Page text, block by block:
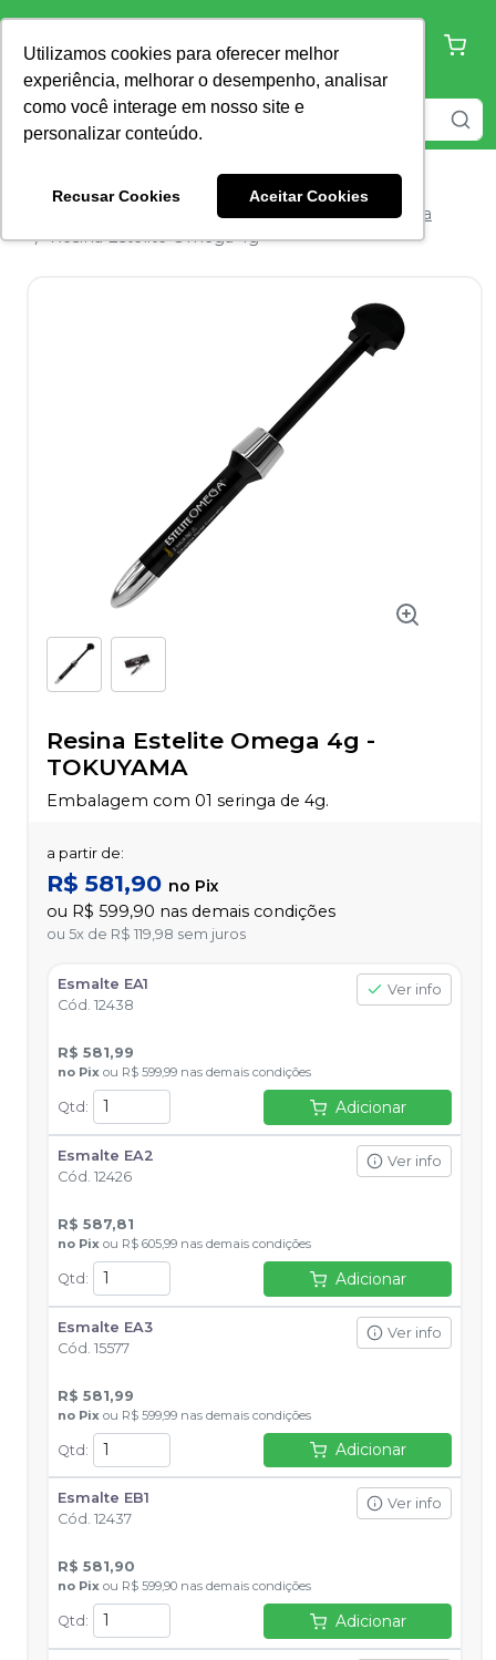
Utilizamos cookies para oferecer melhor
experiência, melhorar o desempenho, analisar
como você interage em nosso site e
personalizar conteúdo.
Recusar Cookies Aceitar Cookies
Dentística e Estética
Resina Composta
Resina Estelite Omega 4g
Resina Estelite Omega 4g -
TOKUYAMA
Embalagem com 01 seringa de 4g.
a partir de:
R$ 581,90 no Pix
ou R$ 599,90 nas demais condições
ou 5x de R$ 119,98 sem juros
Esmalte EA1
Cód. 12438
Ver info
R$ 581,99
no Pix ou R$ 599,99 nas demais condições
Qtd : Adicionar
Esmalte EA2
Cód. 12426
Ver info
R$ 587,81
no Pix ou R$ 605,99 nas demais condições
Qtd : Adicionar
Esmalte EA3
Cód. 15577
Ver info
R$ 581,99
no Pix ou R$ 599,99 nas demais condições
Qtd: Adicionar
Esmalte EB1
Cód. 12437
Ver info
R$ 581,90
no Pix ou R$ 599,90 nas demais condições
Qtd : Adicionar